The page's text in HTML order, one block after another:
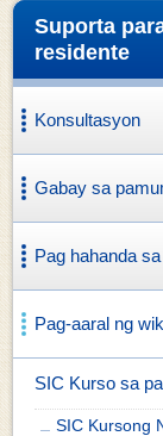
Suporta
residente
Konsultasyon
Gabay sa
Pag hahanda
Pag-aaral ng
SIC Kurso sa
SIC Kursong